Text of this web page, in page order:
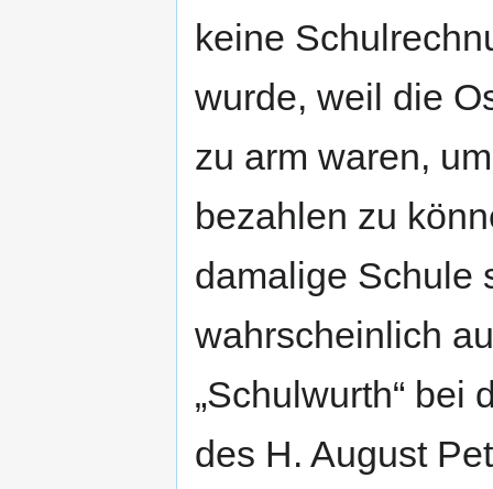
keine
wurde, weil die
zu arm waren,
bezahlen zu
damalige Schule
wahrscheinlich
„Schulwurth“ bei
des H. August